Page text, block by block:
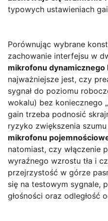
typowych ustawieniach
Porównując wybrane
zachowanie interfejsu w
mikrofonu dynamicznego
najważniejsze jest, czy
sygnał do poziomu
wokalu) bez koniecznego
gain trzeba podnosić
ryzyko zwiększenia
mikrofonu
natomiast, czy włączenie
wyraźnego wzrostu tła i
przejrzystość w górze
się na testowym sygnale,
głośności oraz odległość